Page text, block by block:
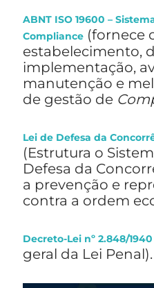
ABNT ISO 19600 –
Compliance (fornece
estabelecimento,
implementação,
manutenção e
de gestão de
Lei de Defesa da
(Estrutura o
Defesa da
a prevenção e
contra a ordem
Decreto-Lei nº 2.848/1940
geral da Lei Penal).